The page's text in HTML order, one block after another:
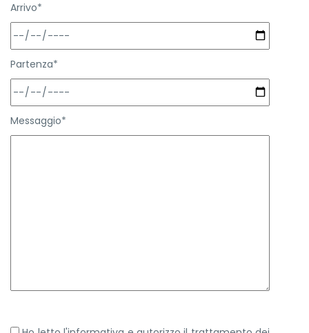
Arrivo*
Partenza*
Messaggio*